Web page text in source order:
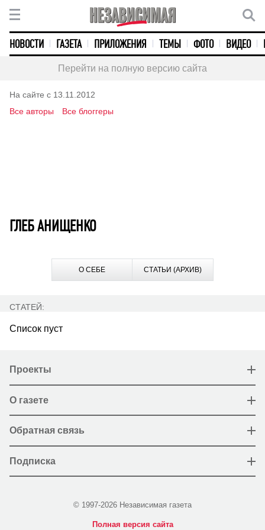
НОВОСТИ ГАЗЕТА ПРИЛОЖЕНИЯ ТЕМЫ ФОТО ВИДЕО
Перейти на полную версию сайта
На сайте с 13.11.2012
Все авторы
Все блоггеры
ГЛЕБ АНИЩЕНКО
О СЕБЕ СТАТЬИ (АРХИВ)
СТАТЕЙ:
Список пуст
Проекты
О газете
Обратная связь
Подписка
© 1997-2026 Независимая газета
Полная версия сайта